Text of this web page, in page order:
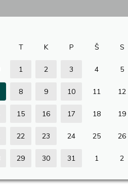
T K P Š S
1 2 3 4 5
8 9 10 11 12
15 16 17 18 19
22 23 24 25 26
29 30 31 1 2